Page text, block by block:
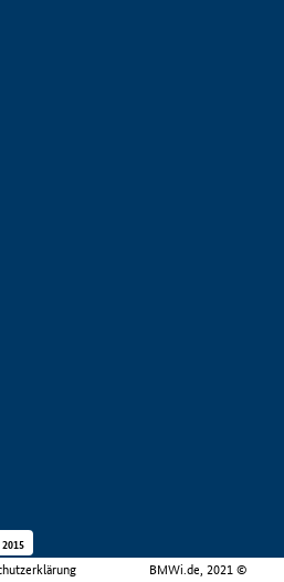
BMWi.de, 2021 ©